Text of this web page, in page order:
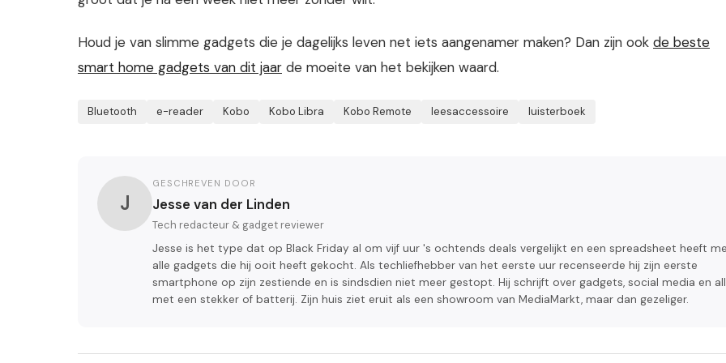
Houd je van slimme gadgets die je dagelijks leven net iets aangenamer maken? Dan zijn ook de beste
smart home gadgets van dit jaar de moeite van het bekijken waard.
Bluetooth e-reader Kobo Kobo Libra Kobo Remote leesaccessoire luisterboek
J
GESCHREVEN DOOR
Jesse van der Linden
Tech redacteur & gadget reviewer
Jesse is het type dat op Black Friday al om vijf uur 's ochtends deals vergelijkt en een spreadsheet heeft
alle gadgets die hij ooit heeft gekocht. Als techliefhebber van het eerste uur recenseerde hij zijn eerste
smartphone op zijn zestiende en is sindsdien niet meer gestopt. Hij schrijft over gadgets, social media en
met een stekker of batterij. Zijn huis ziet eruit als een showroom van MediaMarkt, maar dan gezeliger.